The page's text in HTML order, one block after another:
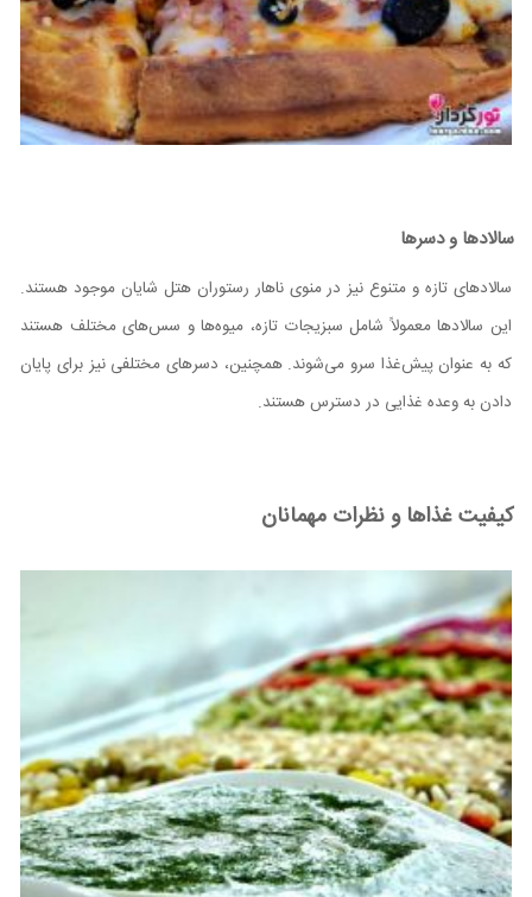
سالادها و دسرها
سالادهای تازه و متنوع نیز در منوی ناهار رستوران هتل شایان موجود هستند.
این سالادها معمولاً شامل سبزیجات تازه، میوه‌ها و سس‌های مختلف هستند
که به عنوان پیش‌غذا سرو می‌شوند. همچنین، دسرهای مختلفی نیز برای پایان
دادن به وعده غذایی در دسترس هستند.
کیفیت غذاها و نظرات مهمانان